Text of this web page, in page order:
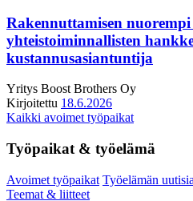
Rakennuttamisen
yhteistoiminnallisten
kustannusasiantuntija
Yritys Boost Brothers Oy
Kirjoitettu 18.6.2026
Kaikki avoimet työpaikat
Työpaikat & työelämä
Avoimet työpaikat Työelämän uutisia
Teemat & liitteet